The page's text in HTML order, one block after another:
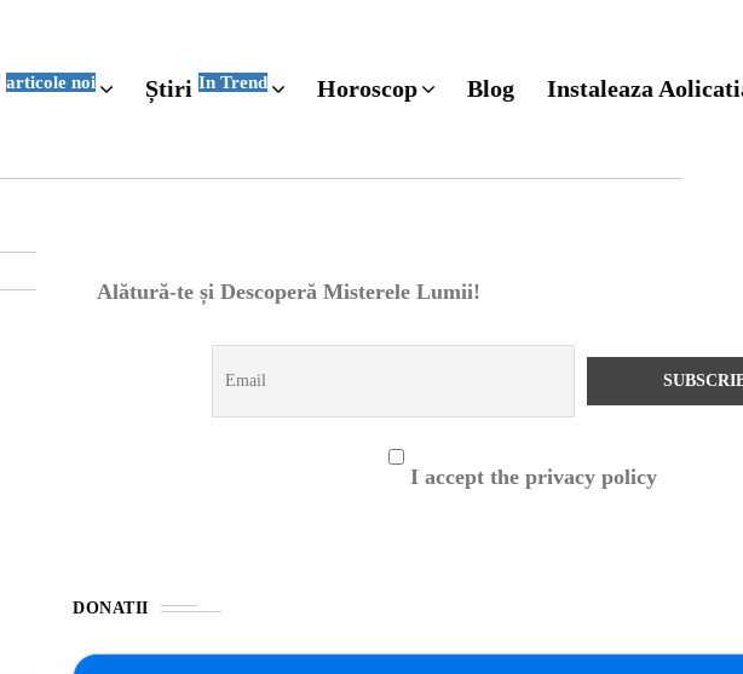
articole noi Știri In Trend Horoscop Blog Instaleaza
Alătură-te și Descoperă Misterele Lumii!
I accept the privacy policy
DONATII